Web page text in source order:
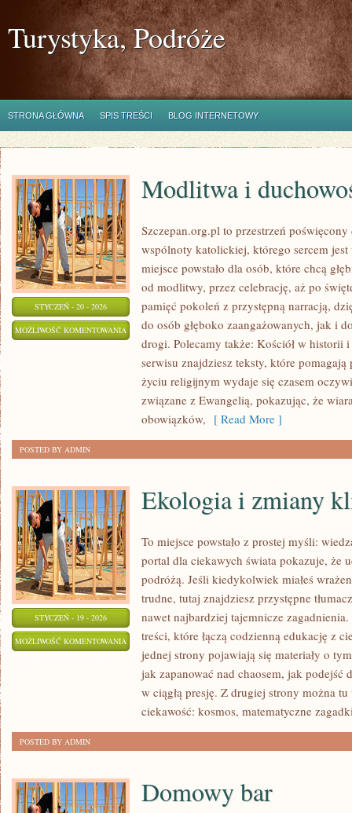
Turystyka, Podróże
STRONA GŁÓWNA SPIS TREŚCI BLOG INTERNETOWY
STYCZEŃ - 20 - 2026
MOŻLIWOŚĆ KOMENTOWANIA MODLITWA
DUCHOWOŚĆ
Modlitwa i
Szczepan.org.pl to przestrzeń
wspólnoty katolickiej, którego sercem jest
miejsce powstało dla osób, które chcą
od modlitwy, przez celebrację, aż po
pamięć pokoleń z przystępną narracją,
do osób głęboko zaangażowanych, jak i
drogi. Polecamy także: Kościół w historii
serwisu znajdziesz teksty, które pomagają
życiu religijnym wydaje się czasem
związane z Ewangelią, pokazując, że
obowiązków, [ Read More ]
POSTED BY ADMIN
STYCZEŃ - 19 - 2026
MOŻLIWOŚĆ KOMENTOWANIA EKOLOGIA
ZMIANY
KLIMATYCZNE
Ekologia i zmiany
To miejsce powstało z prostej myśli:
portal dla ciekawych świata pokazuje, że
podróżą. Jeśli kiedykolwiek miałeś
trudne, tutaj znajdziesz przystępne
nawet najbardziej tajemnicze
treści, które łączą codzienną edukację z
jednej strony pojawiają się materiały o
jak zapanować nad chaosem, jak
w ciągłą presję. Z drugiej strony można
ciekawość: kosmos, matematyczne
POSTED BY ADMIN
Domowy bar